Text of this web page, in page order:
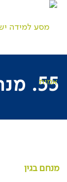
55. מנחם בגין
מנחם בגין